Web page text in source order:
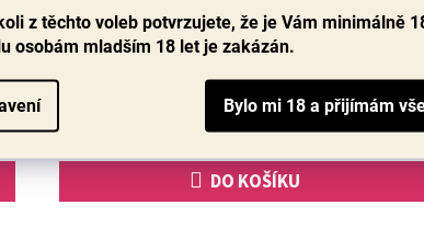
z těchto voleb potvrzujete, že je Vám minimálně
osobám mladším 18 let je zakázán.
hodnocení
produktu
219 Kč
DO KOŠÍKU
Úchvatné plné víno v BIO kvalitě za bezkonkurenční
cenu. Monastrell je pro mě nový objev z degustační